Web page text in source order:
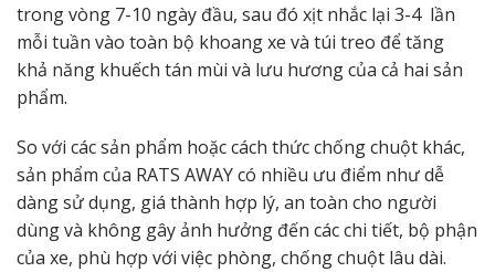
trong vòng 7-10 ngày đầu, sau đó xịt nhắc lại 3-4 lần
mỗi tuần vào toàn bộ khoang xe và túi treo để tăng
khả năng khuếch tán mùi và lưu hương của cả hai sản
phẩm.
So với các sản phẩm hoặc cách thức chống chuột khác,
sản phẩm của RATS AWAY có nhiều ưu điểm như dễ
dàng sử dụng, giá thành hợp lý, an toàn cho người
dùng và không gây ảnh hưởng đến các chi tiết, bộ phận
của xe, phù hợp với việc phòng, chống chuột lâu dài.